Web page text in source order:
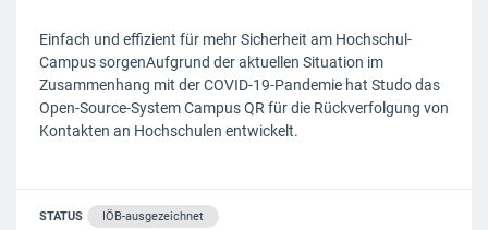
Einfach und effizient für mehr Sicherheit am Hochschul-
Campus sorgenAufgrund der aktuellen Situation im
Zusammenhang mit der COVID-19-Pandemie hat Studo das
Open-Source-System Campus QR für die Rückverfolgung von
Kontakten an Hochschulen entwickelt.
STATUS IÖB-ausgezeichnet